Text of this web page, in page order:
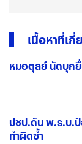
เนื้อหาที่เ
หมอตุลย์ นัดบุก
ปชป.ดัน พ.ร.บ.
ทำผิดซ้ำ